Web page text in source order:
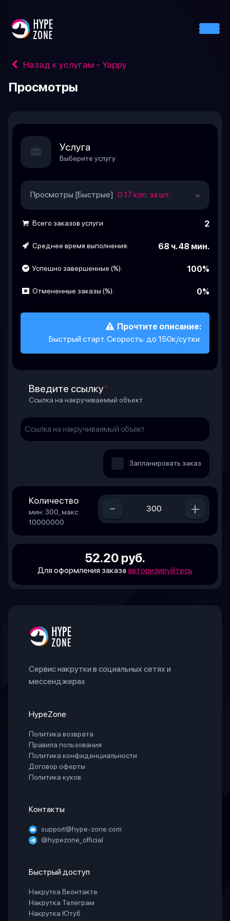
Назад к услугам - Yappy
Просмотры
Услуга
Выберите услугу
Просмотры [Быстрые] 0.17 коп. за шт.
Всего заказов услуги: 2
Среднее время выполнения: 68 ч. 48 мин.
Успешно завершенные (%): 100%
Отмененные заказы (%): 0%
Прочтите описание:
Быстрый старт. Скорость: до 150к/сутки.
Введите ссылку*
Ссылка на накручиваемый объект
Запланировать заказ
Количество
мин: 300, макс:
10000000
- +
52.20 руб.
Для оформления заказаавторизируйтесь
Сервис накрутки в социальных сетях и
мессенджерах
HypeZone
Политика возврата
Правила пользования
Политика конфиденциальности
Договор оферты
Политика куков
Контакты
support@hype-zone.com
@hypezone_official
Быстрый доступ
Накрутка Вконтакте
Накрутка Телеграм
Накрутка Ютуб